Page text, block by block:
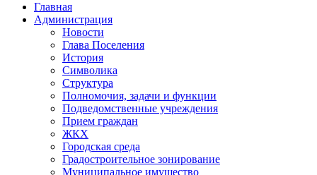
Главная
Администрация
Новости
Глава Поселения
История
Символика
Структура
Полномочия, задачи и функции
Подведомственные учреждения
Прием граждан
ЖКХ
Городская среда
Градостроительное зонирование
Муниципальное имущество